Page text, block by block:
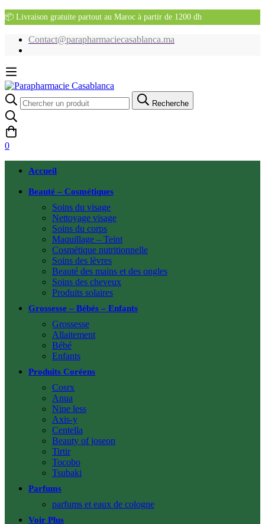
📦 Livraison gratuite partout au Maroc à partir de 1200 dh
Contact@parapharmaciecasablanca.ma
Recherche
pour:
Recherche
0
Accueil
Beauté – Cosmétiques
Soins du visage
Nettoyage visage
Soins du corps
Maquillage – Teint
Cosmétique nutritionnelle
Soins des lèvres
Beauté des mains et des ongles
Soins des cheveux
Produits solaires
Grossesse – Bébés – Enfants
Grossesse
Allaitement
Bébé
Enfants
Produits Coréens
Cosrx
Anua
Nine less
Axis-y
Centella
Beauty of joseon
Tirtir
Tocobo
Tsubaki
Parfums
parfums et eaux de cologne
Voir Plus